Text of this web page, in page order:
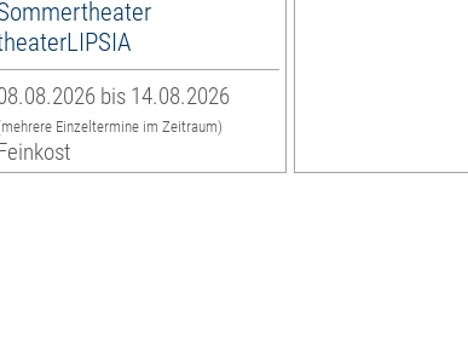
bis 14.08.2026
Einzeltermine im Zeitraum)